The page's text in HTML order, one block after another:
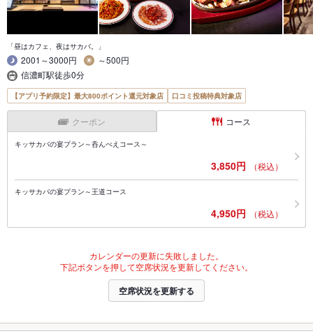
「昼はカフェ、夜はサカバ。」
2001～3000円
～500円
信濃町駅徒歩0分
【アプリ予約限定】最大800ポイント還元対象店 口コミ投稿特典対象店
クーポン コース
キッサカバの宴プラン～呑んべえコース～
3,850円 （税込）
キッサカバの宴プラン～王道コース
4,950円 （税込）
カレンダーの更新に失敗しました。
下記ボタンを押して空席状況を更新してください。
空席状況を更新する